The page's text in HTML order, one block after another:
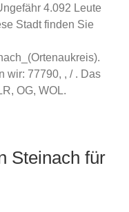
4.092 Leute
Stadt finden Sie
wir: 77790, , / . Das
OG, WOL.
Steinach für